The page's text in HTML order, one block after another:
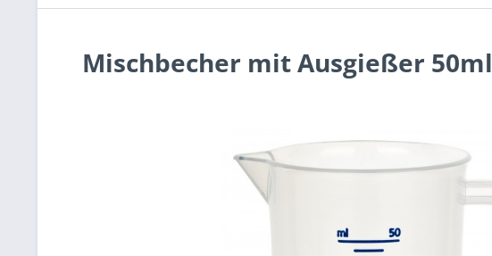
Mischbecher mit Ausgießer 50ml